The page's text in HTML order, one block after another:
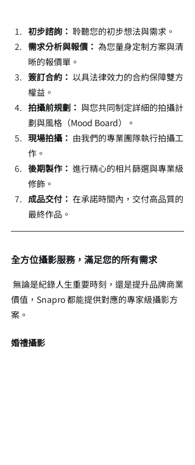
初步諮詢： 聆聽您的初步想法與需求。
需求分析與報價： 為您量身定制方案與清
晰的報價單。
簽訂合約： 以具法律效力的合約保障雙方
權益。
拍攝前規劃： 與您共同制定詳細的拍攝計
劃與風格（Mood Board）。
現場拍攝： 由我們的專業團隊執行拍攝工
作。
後期製作： 進行精心的相片篩選與專業級
修飾。
成品交付： 在承諾時間內，交付高品質的
最終作品。
全方位攝影服務，滿足您的所有需求
無論是紀錄人生重要時刻，還是提升品牌商業
價值，Snapro 都能提供對應的專家級攝影方
案。
婚禮攝影